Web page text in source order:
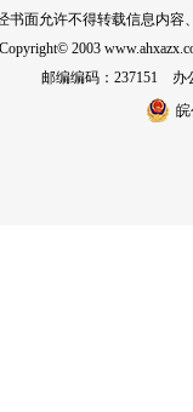
书面允许不得转载信息内容
Copyright© 2003
邮编编码：237151 办
皖